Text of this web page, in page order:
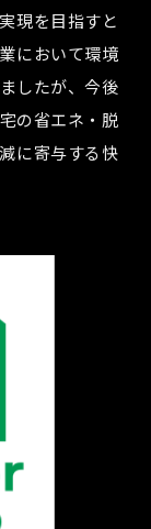
現を目指すと
において環境
したが、今後
の省エネ・脱
に寄与する快